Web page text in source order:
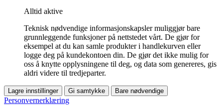
Alltid aktive
Teknisk nødvendige informasjonskapsler muliggjør bare
grunnleggende funksjoner på nettstedet vårt. De gjør for
eksempel at du kan samle produkter i handlekurven eller
logge deg på kundekontoen din. De gjør det ikke mulig for
oss å knytte opplysningene til deg, og data som genereres, gis
aldri videre til tredjeparter.
Lagre innstillinger Gi samtykke Bare nødvendige
Personvernerklæring